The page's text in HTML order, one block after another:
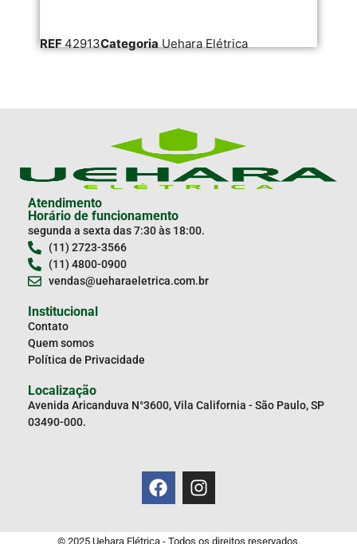
REF42913Categoria Uehara Elétrica
Atendimento
Horário de funcionamento
segunda a sexta das 7:30 às 18:00.
(11) 2723-3566
(11) 4800-0900
vendas@ueharaeletrica.com.br
Institucional
Contato
Quem somos
Política de Privacidade
Localização
Avenida Aricanduva N°3600, Vila California - São Paulo, SP
03490-000.
© 2025 Uehara Elétrica - Todos os direitos reservados.